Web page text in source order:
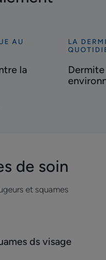
AU
la
Découvrir
:
LA
de soin
et squames
ds visage